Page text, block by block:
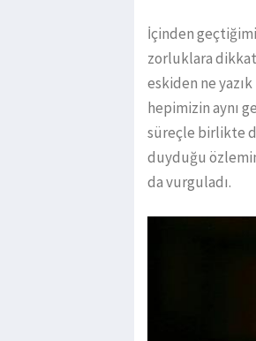
İçinden
zorluklara dikkat
eskiden ne
hepimizin aynı
süreçle birlikte
duyduğu
da vurguladı.